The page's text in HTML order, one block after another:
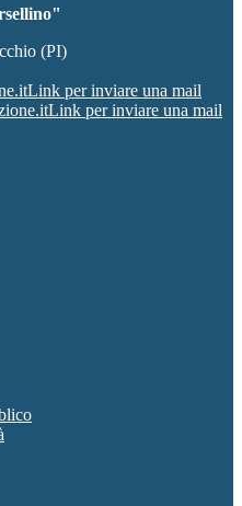
(PI)
Link per inviare una mail
Link per inviare una mail